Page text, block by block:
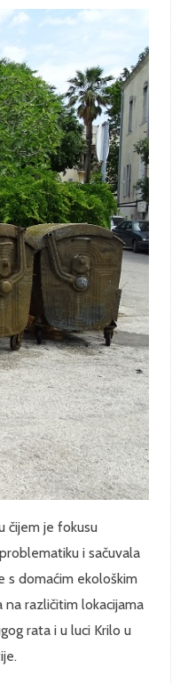
čijem je fokusu
i sačuvala
s domaćim ekološkim
različitim lokacijama
rata i u luci Krilo u